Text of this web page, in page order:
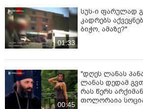
01:33
სუს-ი ფარულად
კადრებს
ბიჭო, ამაზე?"
00:45
"დღეს ლანას
ლანას დედამ
რას წერს
თოლორაია